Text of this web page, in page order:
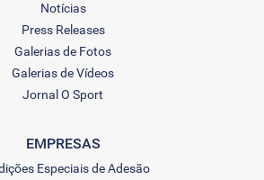
Notícias
Press Releases
Galerias de Fotos
Galerias de Vídeos
Jornal O Sport
EMPRESAS
Especiais de Adesão